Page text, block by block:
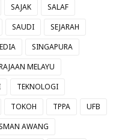
SAJAK
SALAF
SAUDI
SEJARAH
SINGAPURA
MELAYU
TEKNOLOGI
TOKOH TPPA
UFB
AWANG